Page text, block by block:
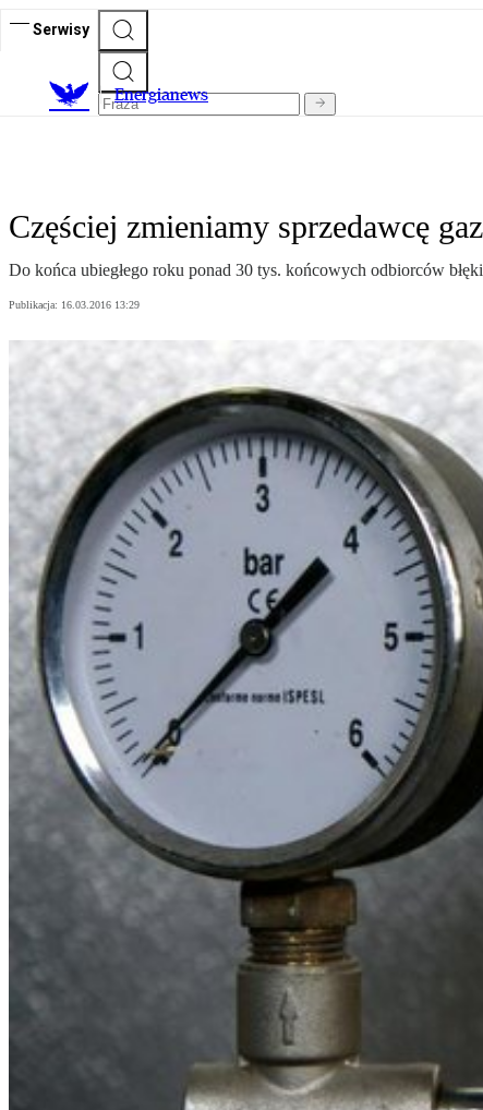
Serwisy
Energianews
Częściej zmieniamy sprzedawcę
Do końca ubiegłego roku ponad 30 tys. końcowych odbiorców
Publikacja: 16.03.2016 13:29